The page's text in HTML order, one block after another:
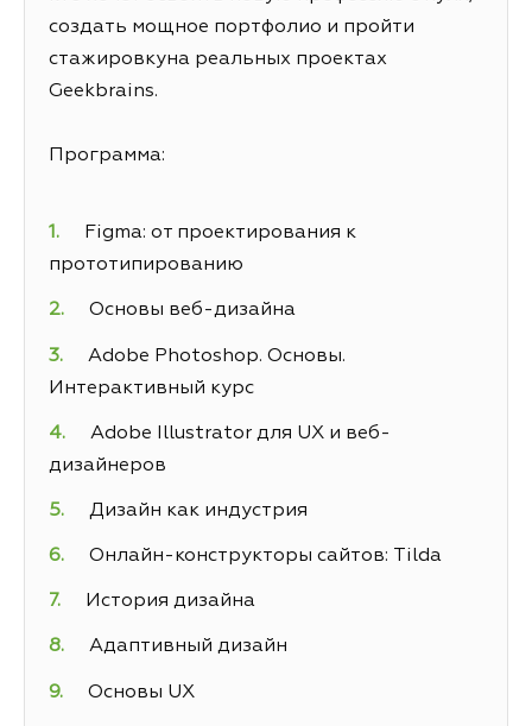
создать мощное портфолио и пройти
стажировкуна реальных проектах
Geekbrains.
Программа:
Figma: от проектирования к
прототипированию
Основы веб-дизайна
Adobe Photoshop. Основы.
Интерактивный курс
Adobe Illustrator для UX и веб-
дизайнеров
Дизайн как индустрия
Онлайн-конструкторы сайтов: Tilda
История дизайна
Адаптивный дизайн
Основы UX